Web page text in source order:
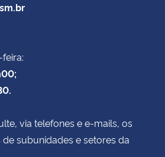
via telefones e e-mails, os
subunidades e setores da